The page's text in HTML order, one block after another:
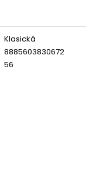
Klasická
8885603830672
56